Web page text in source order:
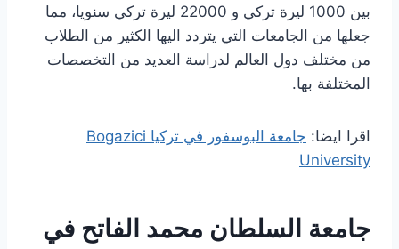
بين 1000 ليرة تركي و 22000 ليرة تركي سنويا، مما
جعلها من الجامعات التي يتردد اليها الكثير من الطلاب
من مختلف دول العالم لدراسة العديد من التخصصات
المختلفة بها.
اقرا ايضا:
جامعة البوسفور في تركيا Bogazici
University
جامعة السلطان محمد الفاتح في